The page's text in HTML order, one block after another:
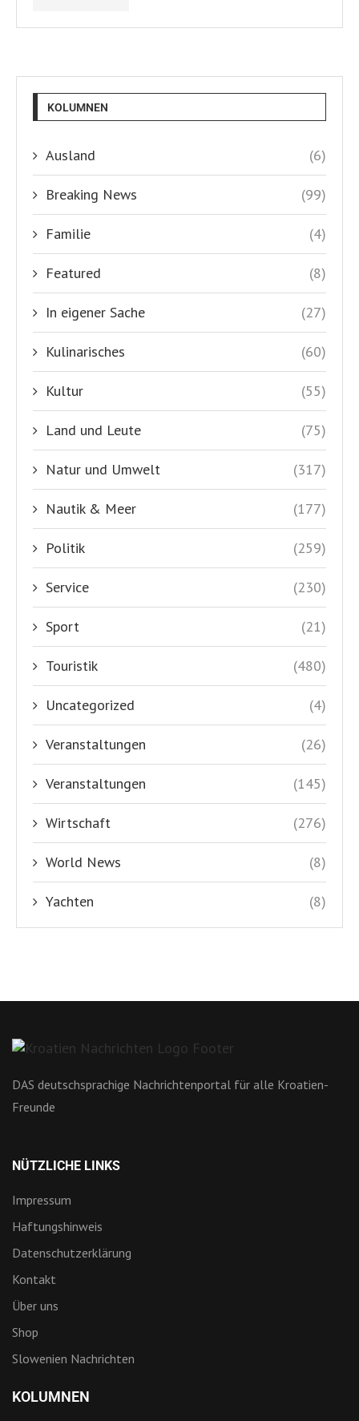
KOLUMNEN
Ausland (6)
Breaking News (99)
Familie (4)
Featured (8)
In eigener Sache (27)
Kulinarisches (60)
Kultur (55)
Land und Leute (75)
Natur und Umwelt (317)
Nautik & Meer (177)
Politik (259)
Service (230)
Sport (21)
Touristik (480)
Uncategorized (4)
Veranstaltungen (26)
Veranstaltungen (145)
Wirtschaft (276)
World News (8)
Yachten (8)
DAS deutschsprachige Nachrichtenportal für alle Kroatien-
Freunde
NÜTZLICHE LINKS
Impressum
Haftungshinweis
Datenschutzerklärung
Kontakt
Über uns
Shop
Slowenien Nachrichten
KOLUMNEN